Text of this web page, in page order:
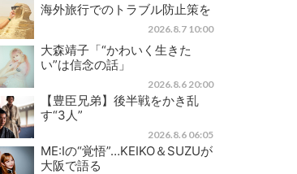
海外旅行でのトラブル防止策を
2026.8.7 10:00
大森靖子「“かわいく生きた
い”は信念の話」
2026.8.6 20:00
【豊臣兄弟】後半戦をかき乱
す“3人”
2026.8.6 06:05
ME:Iの“覚悟”…KEIKO＆SUZUが
大阪で語る